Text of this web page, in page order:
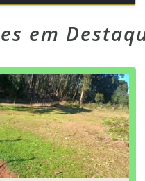
em